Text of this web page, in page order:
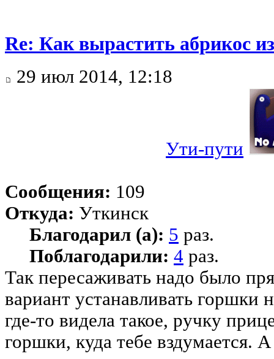
Re: Как вырастить абрикос
29 июл 2014, 12:18
Ути-пути
Сообщения: 109
Откуда: Уткинск
Благодарил (а): 5 раз.
Поблагодарили: 4 раз.
Так пересаживать надо было
вариант устанавливать горшки
где-то видела такое, ручку
горшки, куда тебе вздумается.